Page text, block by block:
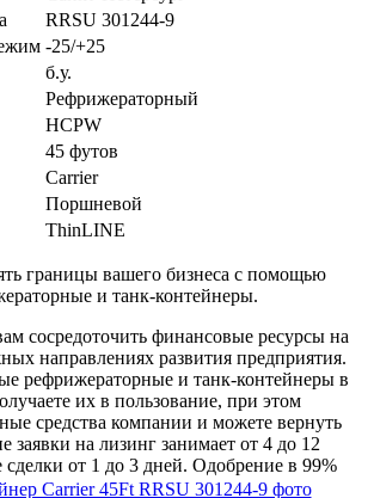
RRSU 301244-9
-25/+25
б.у.
Рефрижераторный
HCPW
45 футов
Carrier
Поршневой
ThinLINE
границы вашего бизнеса с помощью
и танк-контейнеры.
сосредоточить финансовые ресурсы на
направлениях развития предприятия.
рефрижераторные и танк-контейнеры в
их в пользование, при этом
средства компании и можете вернуть
на лизинг занимает от 4 до 12
от 1 до 3 дней. Одобрение в 99%